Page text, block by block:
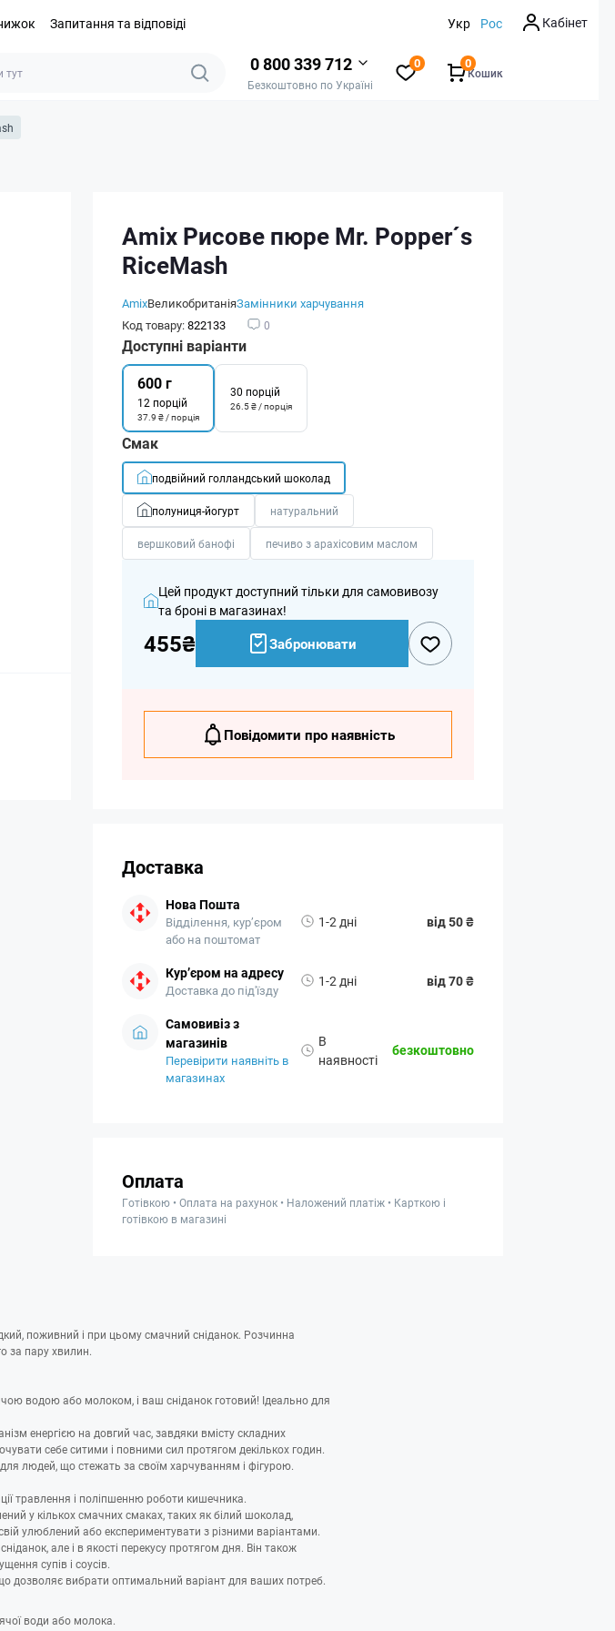
Запитання та відповіді Укр Рос Кабінет
0 800 339 712
Безкоштовно по Україні
0
Кошик
0
Amix Рисове пюре Mr. Popper´s
RiceMash
AmixВеликобританіяЗамінники харчування
Код товару:822133 0
Доступні варіанти
600 г
12 порцій
37.9 ₴ / порція
30 порцій
26.5 ₴ / порція
Смак
подвійний голландський шоколад
полуниця-йогурт натуральний
вершковий банофі печиво з арахісовим маслом
Цей продукт доступний тільки для самовивозу
та броні в магазинах!
455₴ Забронювати
Повідомити про наявність
Доставка
Нова Пошта
Відділення, кур’єром
або на поштомат
1-2 дні від 50 ₴
Кур’єром на адресу
Доставка до під'їзду
1-2 дні від 70 ₴
Самовивіз з
магазинів
Перевірити наявніть в
магазинах
В
наявності
безкоштовно
Оплата
Готівкою • Оплата на рахунок • Наложений платіж • Карткою і
готівкою в магазині
поживний і при цьому смачний сніданок. Розчинна
за пару хвилин.
водою або молоком, і ваш сніданок готовий! Ідеально для
енергією на довгий час, завдяки вмісту складних
себе ситими і повними сил протягом декількох годин.
людей, що стежать за своїм харчуванням і фігурою.
травлення і поліпшенню роботи кишечника.
у кількох смачних смаках, таких як білий шоколад,
улюблений або експериментувати з різними варіантами.
але і в якості перекусу протягом дня. Він також
супів і соусів.
дозволяє вибрати оптимальний варіант для ваших потреб.
води або молока.